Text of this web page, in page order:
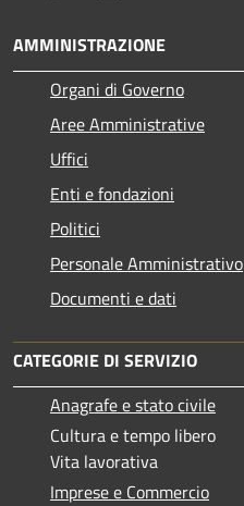
AMMINISTRAZIONE
Organi di Governo
Aree Amministrative
Uffici
Enti e fondazioni
Politici
Personale Amministrativo
Documenti e dati
CATEGORIE DI SERVIZIO
Anagrafe e stato civile
Cultura e tempo libero
Vita lavorativa
Imprese e Commercio